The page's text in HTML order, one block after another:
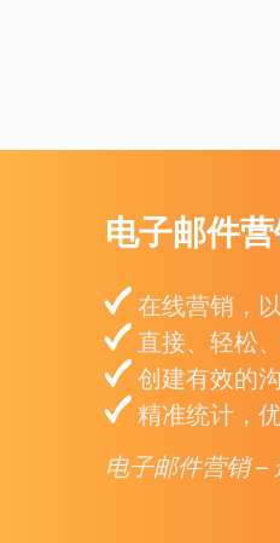
电子邮件
在线营销，
直接、轻松
创建有效的
精准统计，
电子邮件营销 –